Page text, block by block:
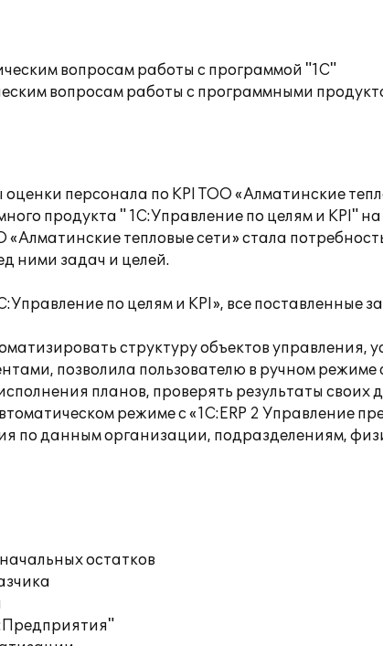
вопросам работы с программой "1С"
вопросам работы с программными
персонала по KPI ТОО «Алматинские
продукта " 1С:Управление по целям и KPI"
тепловые сети» стала
ними задач и целей.
по целям и KPI», все поставленные
структуру объектов управления,
позволила пользователю в ручном режиме
планов, проверять результаты своих
режиме с «1С:ERP 2 Управление
по данным организации, подразделениям,
остатков